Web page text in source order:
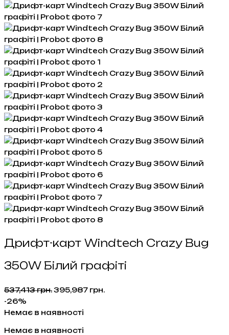
Дрифт-карт Windtech Crazy Bug
350W Білий графіті
537,413грн.Оригінальна
537,413 грн..
395,987 грн.
-26%
Немає в наявності
Немає в наявності